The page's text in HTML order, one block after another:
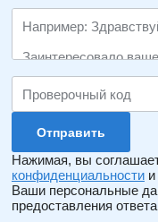
Нажимая, вы
конфиденциальности и
Ваши персональные
предоставления